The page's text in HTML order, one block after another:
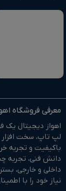
معرفی فروشگاه
اهواز دیجیتال یک
لپ تاپ، سخت
باکیفیت و تجربه
داخلی و خارجی،
نیاز خود را با